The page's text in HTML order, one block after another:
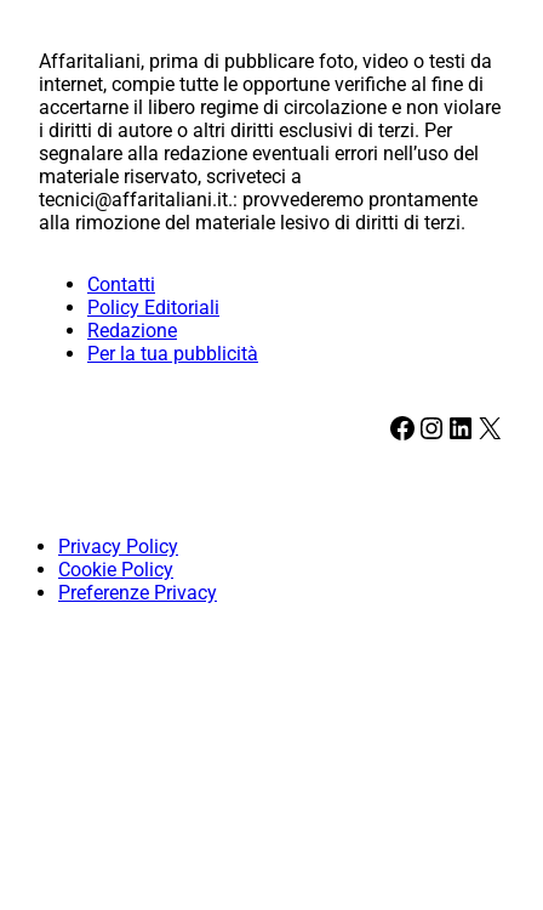
Affaritaliani, prima di pubblicare foto, video o testi da
internet, compie tutte le opportune verifiche al fine di
accertarne il libero regime di circolazione e non violare
i diritti di autore o altri diritti esclusivi di terzi. Per
segnalare alla redazione eventuali errori nell’uso del
materiale riservato, scriveteci a
tecnici@affaritaliani.it.: provvederemo prontamente
alla rimozione del materiale lesivo di diritti di terzi.
Contatti
Policy Editoriali
Redazione
Per la tua pubblicità
Facebook Instagram LinkedIn X
Privacy Policy
Cookie Policy
Preferenze Privacy